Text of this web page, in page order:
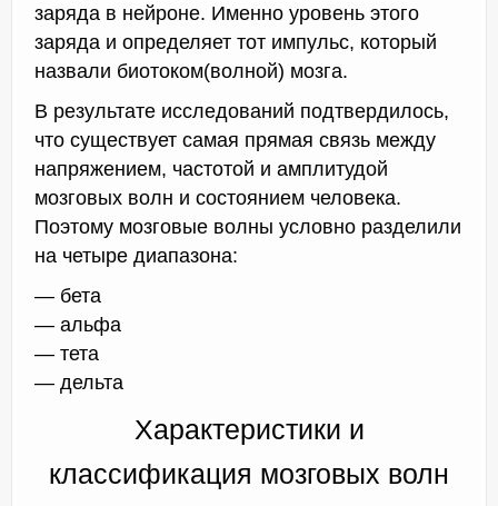
заряда в нейроне. Именно уровень этого
заряда и определяет тот импульс, который
назвали биотоком(волной) мозга.
В результате исследований подтвердилось,
что существует самая прямая связь между
напряжением, частотой и амплитудой
мозговых волн и состоянием человека.
Поэтому мозговые волны условно разделили
на четыре диапазона:
— бета
— альфа
— тета
— дельта
Характеристики и
классификация мозговых волн